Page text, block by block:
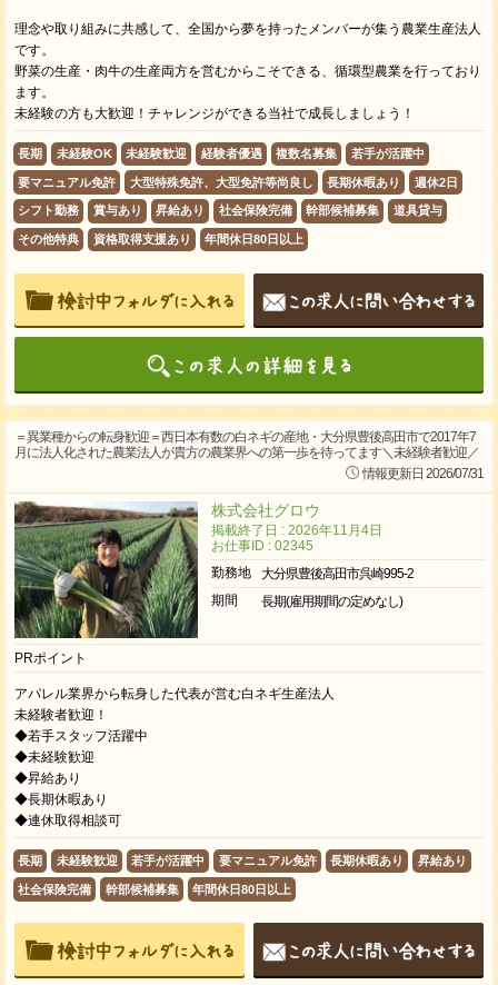
理念や取り組みに共感して、全国から夢を持ったメンバーが集う農業生産法人
です。
野菜の生産・肉牛の生産両方を営むからこそできる、循環型農業を行っており
ます。
未経験の方も大歓迎！チャレンジができる当社で成長しましょう！
長期 未経験OK 未経験歓迎 経験者優遇 複数名募集 若手が活躍中
要マニュアル免許 大型特殊免許、大型免許等尚良し 長期休暇あり 週休2日
シフト勤務 賞与あり 昇給あり 社会保険完備 幹部候補募集 道具貸与
その他特典 資格取得支援あり 年間休日80日以上
＝異業種からの転身歓迎＝西日本有数の白ネギの産地・大分県豊後高田市で2017年7
月に法人化された農業法人が貴方の農業界への第一歩を待ってます＼未経験者歓迎／
情報更新日 2026/07/31
株式会社グロウ
掲載終了日 : 2026年11月4日
お仕事ID : 02345
勤務地
大分県豊後高田市呉崎995-2
期間
長期(雇用期間の定めなし)
PRポイント
アパレル業界から転身した代表が営む白ネギ生産法人
未経験者歓迎！
◆若手スタッフ活躍中
◆未経験歓迎
◆昇給あり
◆長期休暇あり
◆連休取得相談可
長期 未経験歓迎 若手が活躍中 要マニュアル免許 長期休暇あり 昇給あり
社会保険完備 幹部候補募集 年間休日80日以上